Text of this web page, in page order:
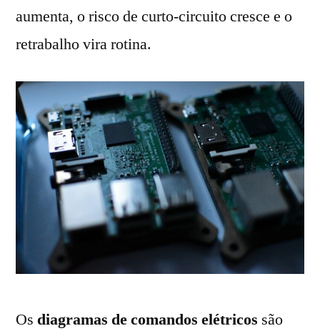
aumenta, o risco de curto-circuito cresce e o
retrabalho vira rotina.
Os diagramas de comandos elétricos são